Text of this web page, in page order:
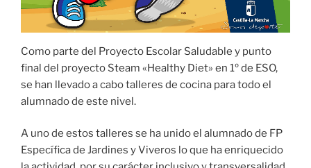
Como parte del Proyecto Escolar Saludable y punto
final del proyecto Steam «Healthy Diet» en 1º de ESO,
se han llevado a cabo talleres de cocina para todo el
alumnado de este nivel.
A uno de estos talleres se ha unido el alumnado de FP
Específica de Jardines y Viveros lo que ha enriquecido